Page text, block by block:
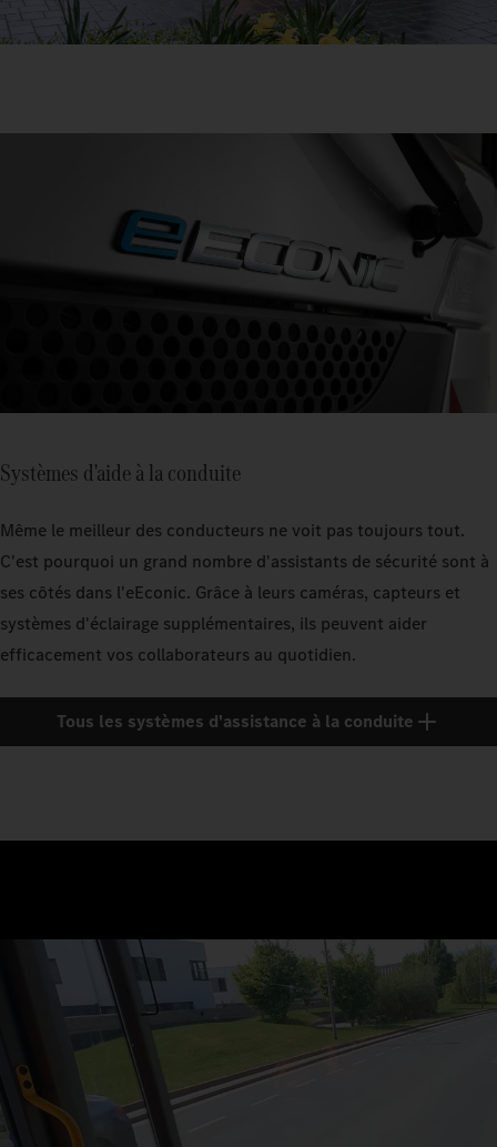
Systèmes d'aide à la conduite
Même le meilleur des conducteurs ne voit pas toujours tout.
C'est pourquoi un grand nombre d'assistants de sécurité sont à
ses côtés dans l'eEconic. Grâce à leurs caméras, capteurs et
systèmes d'éclairage supplémentaires, ils peuvent aider
efficacement vos collaborateurs au quotidien.
Tous les systèmes d'assistance à la conduite